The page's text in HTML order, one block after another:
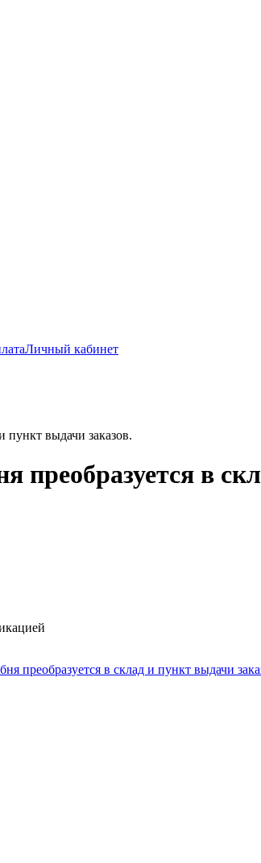
Личный кабинет
пункт выдачи заказов.
преобразуется в
преобразуется в склад и пункт выдачи